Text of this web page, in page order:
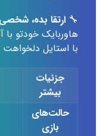
🔧ارتقا بده،
هاوربایک خودتو
با استایل
جزئیات
بیشتر
حالت‌های
بازی